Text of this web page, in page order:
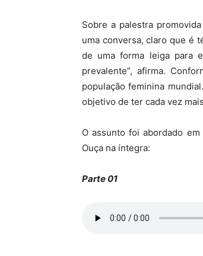
Sobre a palestra
uma conversa, claro que é
de uma forma leiga para
prevalente”, afirma.
população feminina
objetivo de ter cada vez
O assunto foi abordado
Ouça na íntegra:
Parte 01